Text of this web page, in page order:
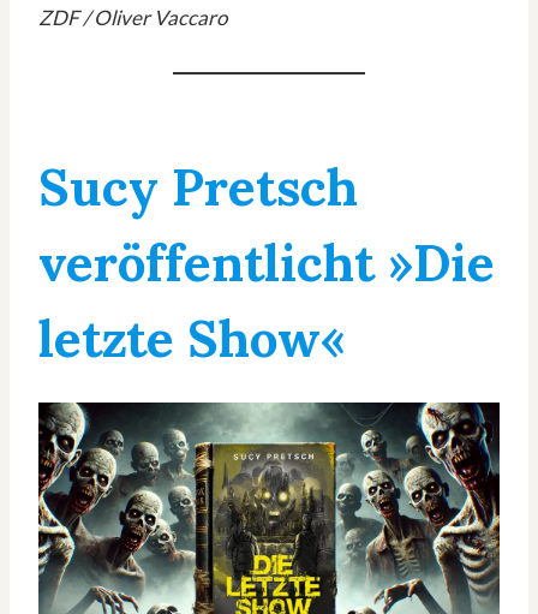
ZDF / Oliver Vaccaro
Sucy Pretsch
veröffentlicht »Die
letzte Show«